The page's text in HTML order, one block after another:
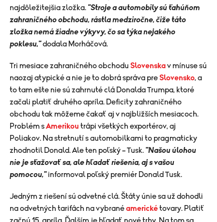
najdôležitejšia zložka. "Stroje a automobily sú ťahúňom
zahraničného obchodu, rástla medziročne, čiže táto
zložka nemá žiadne výkyvy, čo sa týka nejakého
poklesu,"dodala Morháčová.
Tri mesiace zahraničného obchodu Slovenskav mínuse sú
naozaj atypické a nie je to dobrá správa preSlovensko, a
to tam ešte nie sú zahrnuté clá Donalda Trumpa, ktoré
začali platiť druhého apríla. Deficity zahraničného
obchodu tak môžeme čakať aj v najbližších mesiacoch.
Problém sAmerikou trápi všetkých exportérov, aj
Poliakov. Na stretnutí s automobilkami to pragmaticky
zhodnotil Donald. Ale ten poľský – Tusk. "Našou úlohou
nie je sťažovať sa, ale hľadať riešenia, aj s vašou
pomocou," informoval poľský premiér Donald Tusk.
Jedným z riešení sú odvetné clá. Štáty únie sa už dohodli
na odvetných tarifách na vybranéamerickétovary. Platiť